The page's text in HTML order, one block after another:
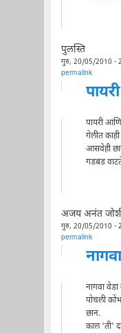
पुलस्ति
गुरु, 20/05/2010 -
permalink
पायरी
गेलीत
आसवेही
गडबड
अजय अनंत
गुरु, 20/05/2010 -
permalink
नागवा
पोचली
छान.
काल 'ती'